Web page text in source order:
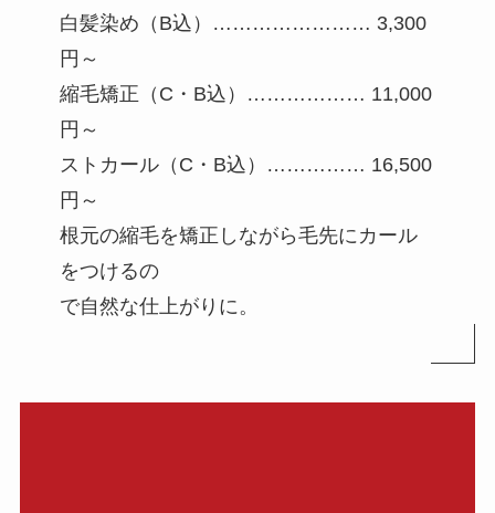
白髪染め（B込）…………………… 3,300
円～
縮毛矯正（C・B込）……………… 11,000
円～
ストカール（C・B込）…………… 16,500
円～
根元の縮毛を矯正しながら毛先にカール
をつけるの
で自然な仕上がりに。